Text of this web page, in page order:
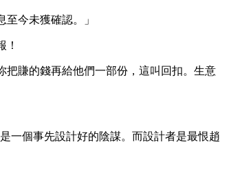
今未獲確認。」
！
把賺的錢再給他們一部份，這叫回扣。生意
一個事先設計好的陰謀。而設計者是最恨趙